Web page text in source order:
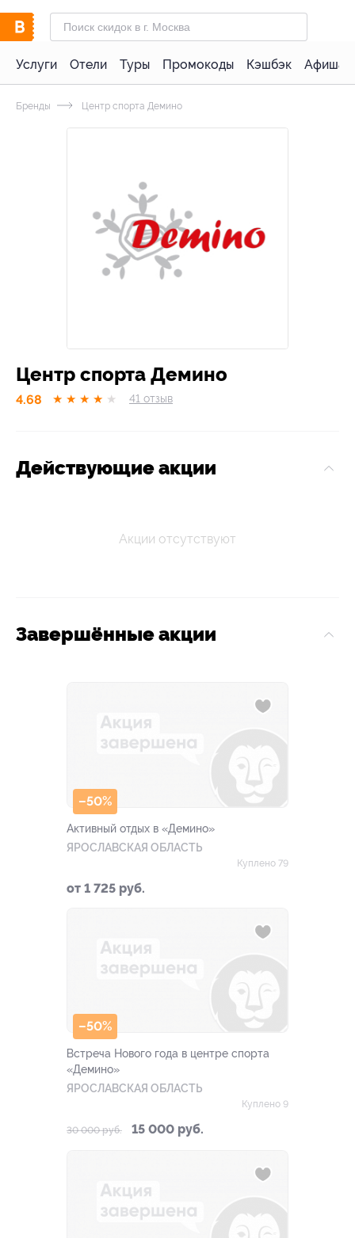
Услуги Отели Туры Промокоды Кэшбэк Афиша
Бренды Центр спорта Демино
Центр спорта Демино
4.68 ★ ★ ★ ★ ★ 41 отзыв
Действующие акции
Акции отсутствуют
Завершённые акции
–50%
Активный отдых в «Демино»
ЯРОСЛАВСКАЯ ОБЛАСТЬ
от 1 725 руб.
Куплено 79
–50%
Встреча Нового года в центре спорта
«Демино»
ЯРОСЛАВСКАЯ ОБЛАСТЬ
30 000 руб. 15 000 руб.
Куплено 9